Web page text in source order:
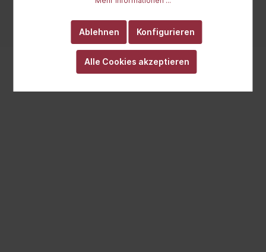
Realisiert mit Cutvert GmbH
Ablehnen Konfigurieren
Alle Cookies akzeptieren